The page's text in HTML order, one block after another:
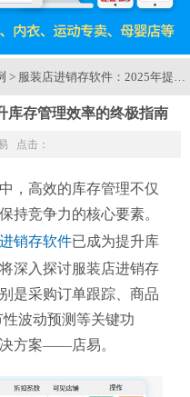
> 服装店进销存软件：2025年提
库存管理效率的终极指南
点击：
，高效的库存管理不仅
持竞争力的核心要素。
销存软件已成为提升库
深入探讨服装店进销存
是采购订单跟踪、商品
波动预测等关键功
方案——店易。